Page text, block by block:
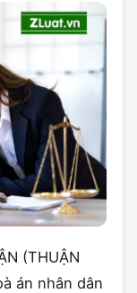
(THUẬN
án nhân dân